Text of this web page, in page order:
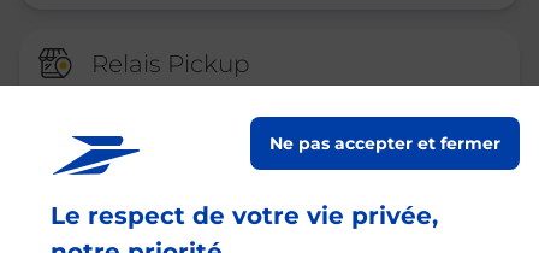
Le respect de votre vie privée,
Ne pas accepter et fermer
Relais Pickup
CONSIGNE PICKUP GRAND FRAIS
jusqu'à 23h59
3 RUE DANIEL MORNET
55100 VERDUN